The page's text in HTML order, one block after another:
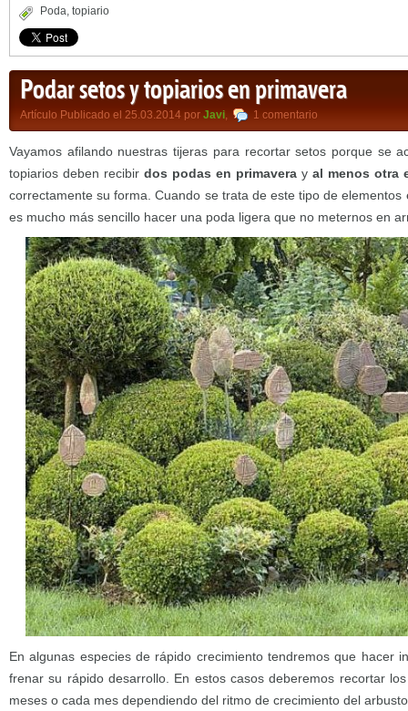
Poda, topiario
Podar setos y topiarios en primavera
Artículo Publicado el 25.03.2014 por Javi, 1 comentario
Vayamos afilando nuestras tijeras para recortar setos porque se
topiarios deben recibir dos podas en primavera y al menos otra
correctamente su forma. Cuando se trata de este tipo de
es mucho más sencillo hacer una poda ligera que no meternos en
En algunas especies de rápido crecimiento tendremos que hacer
frenar su rápido desarrollo. En estos casos deberemos recortar
meses o cada mes dependiendo del ritmo de crecimiento del